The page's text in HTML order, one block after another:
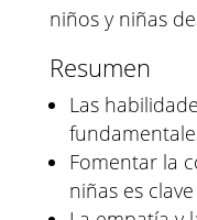
niños y niñas
Resumen
Las
Fomentar la
niñas es